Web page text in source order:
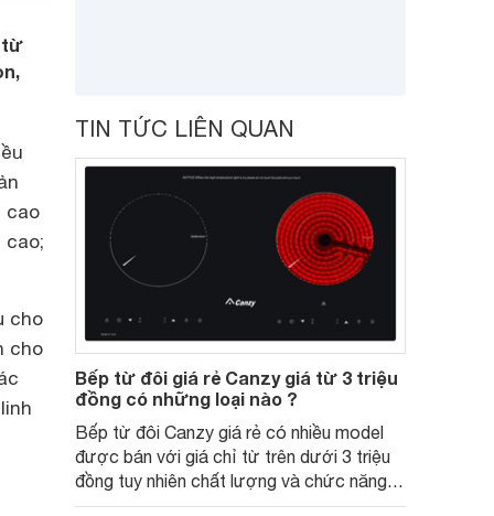
từ
cao
cao;
cho
cho
TIN TỨC LIÊN QUAN
Bếp từ đôi giá rẻ Canzy giá từ 3 triệu
đồng có những loại nào ?
Bếp từ đôi Canzy giá rẻ có nhiều model
được bán với giá chỉ từ trên dưới 3 triệu
đồng tuy nhiên chất lượng và chức năng
của các dòng bếp từ này vẫn làm hài lòng